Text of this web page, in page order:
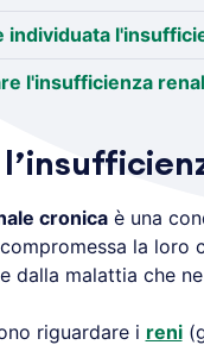
individuata
l'insufficienza
cronicaè una
la
dalla malattia che
riguardare i reni